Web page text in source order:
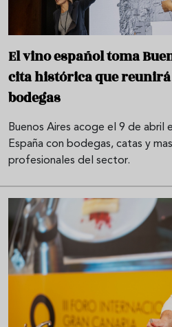
El vino español toma
cita histórica que
bodegas
Buenos Aires acoge el 9 de abril
España con bodegas, catas y
profesionales del sector.